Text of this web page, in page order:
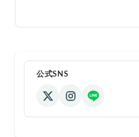
公式SNS